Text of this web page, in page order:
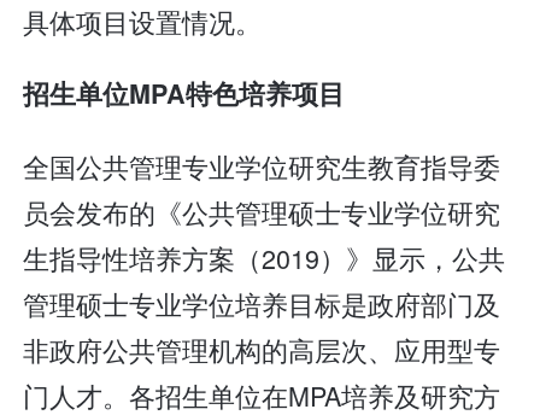
具体项目设置情况。
招生单位MPA特色培养项目
全国公共管理专业学位研究生教育指导委
员会发布的《公共管理硕士专业学位研究
生指导性培养方案（2019）》显示，公共
管理硕士专业学位培养目标是政府部门及
非政府公共管理机构的高层次、应用型专
门人才。各招生单位在MPA培养及研究方